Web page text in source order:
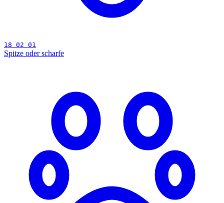
18 02 01
Spitze oder scharfe